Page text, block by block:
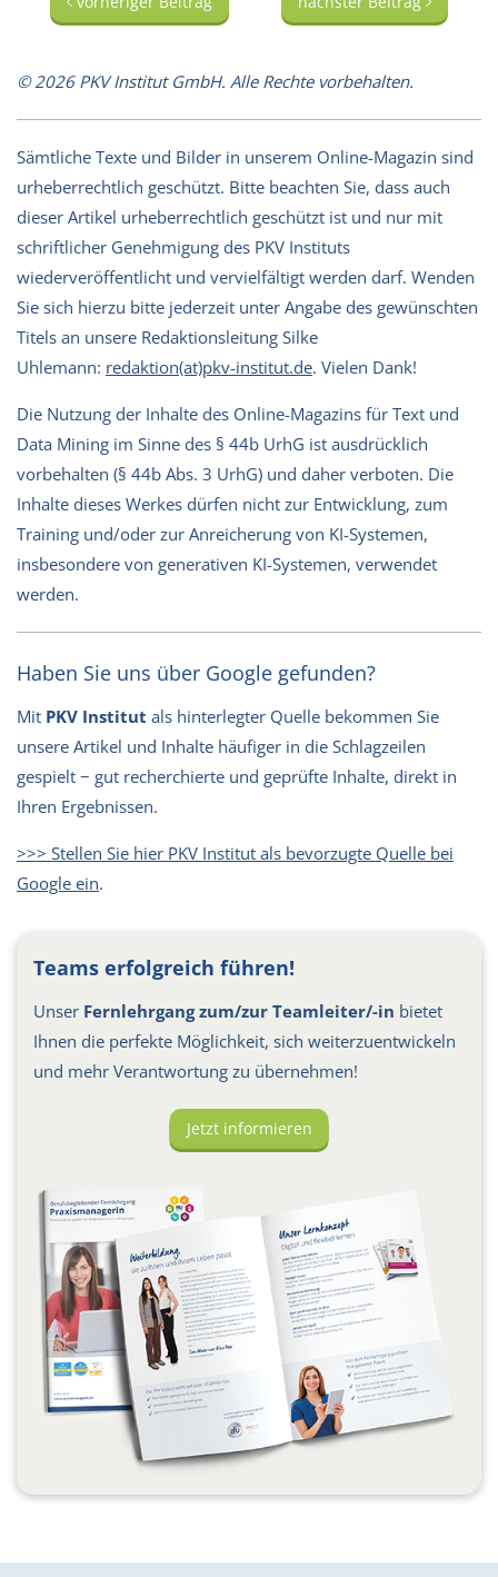
© 2026 PKV Institut GmbH. Alle Rechte vorbehalten.
Sämtliche Texte und Bilder in unserem Online-Magazin sind
urheberrechtlich geschützt. Bitte beachten Sie, dass auch
dieser Artikel urheberrechtlich geschützt ist und nur mit
schriftlicher Genehmigung des PKV Instituts
wiederveröffentlicht und vervielfältigt werden darf. Wenden
Sie sich hierzu bitte jederzeit unter Angabe des gewünschten
Titels an unsere Redaktionsleitung Silke
Uhlemann: redaktion(at)pkv-institut.de. Vielen Dank!
Die Nutzung der Inhalte des Online-Magazins für Text und
Data Mining im Sinne des § 44b UrhG ist ausdrücklich
vorbehalten (§ 44b Abs. 3 UrhG) und daher verboten. Die
Inhalte dieses Werkes dürfen nicht zur Entwicklung, zum
Training und/oder zur Anreicherung von KI-Systemen,
insbesondere von generativen KI-Systemen, verwendet
werden.
Haben Sie uns über Google gefunden?
Mit PKV Institut als hinterlegter Quelle bekommen Sie
unsere Artikel und Inhalte häufiger in die Schlagzeilen
gespielt − gut recherchierte und geprüfte Inhalte, direkt in
Ihren Ergebnissen.
>>> Stellen Sie hier PKV Institut als bevorzugte Quelle bei
Google ein.
Teams erfolgreich führen!
Unser Fernlehrgang zum/zur Teamleiter/-in bietet
Ihnen die perfekte Möglichkeit, sich weiterzuentwickeln
und mehr Verantwortung zu übernehmen!
Jetzt informieren